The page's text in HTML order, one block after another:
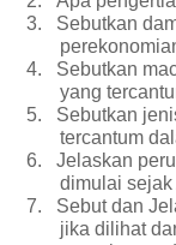
3.
Sebutkan
4.
Sebutkan
yang
5.
Sebutkan
tercantum
6.
Jelaskan
dimulai sejak
7.
Sebut dan
jika dilihat